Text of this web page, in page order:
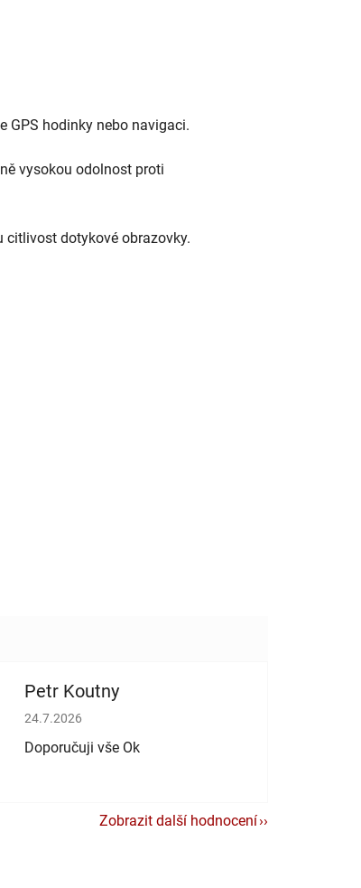
GPS hodinky nebo navigaci.
vysokou odolnost proti
dotykové obrazovky.
Petr Koutny
Hodnocení obchodu je 5 z 5 hvězdiček.
24.7.2026
Doporučuji vše Ok
Zobrazit další hodnocení